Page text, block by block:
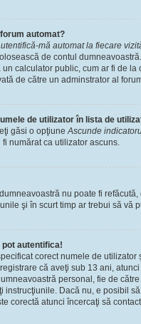
automat?
mă automat la fiecare
de contul
calculator public, cum ar fi de
de către un adminstrator al
de utilizator în lista de
găsi o opţiuneAscunde
numărat ca utilizator ascuns.
nu poate fi
şi în scurt timp ar trebui să vă
autentifica!
corect numele de
că aveţi sub 13 ani,
personal, fie de
instrucţiunile. Dacă nu, e posibil
corectă atunci încercaţi să